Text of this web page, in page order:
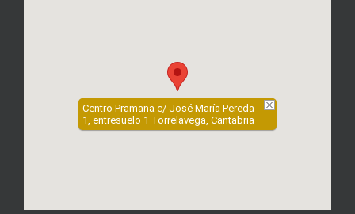
Centro Pramana c/ José María Pereda
1, entresuelo 1 Torrelavega, Cantabria